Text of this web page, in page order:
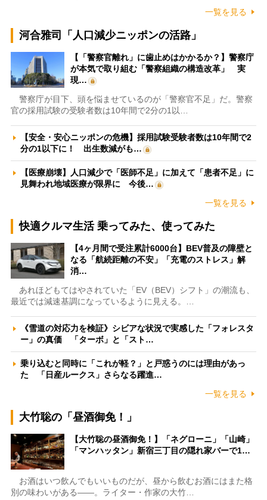
一覧を見る
河合雅司「人口減少ニッポンの活路」
【「警察官離れ」に歯止めはかかるか？】警察庁
が本気で取り組む「警察組織の構造改革」 実
現…
警察庁が目下、頭を悩ませているのが「警察官不足」だ。警察
官の採用試験の受験者数は10年間で2分の1以…
【安全・安心ニッポンの危機】採用試験受験者数は10年間で2
分の1以下に！ 出生数減がも…
【医療崩壊】人口減少で「医師不足」に加えて「患者不足」に
見舞われ地域医療が限界に 今後…
一覧を見る
快適クルマ生活 乗ってみた、使ってみた
【4ヶ月間で受注累計6000台】BEV普及の障壁と
なる「航続距離の不安」「充電のストレス」解
消…
あれほどもてはやされていた「EV（BEV）シフト」の潮流も、
最近では減速基調になっているように見える。…
《雪道の対応力を検証》シビアな状況で実感した「フォレスタ
ー」の真価 「ターボ」と「スト…
乗り込むと同時に「これが軽？」と戸惑うのには理由があっ
た 「日産ルークス」さらなる躍進…
一覧を見る
大竹聡の「昼酒御免！」
【大竹聡の昼酒御免！】「ネグローニ」「山崎」
「マンハッタン」新宿三丁目の隠れ家バーで1…
お酒はいつ飲んでもいいものだが、昼から飲むお酒にはまた格
別の味わいがある――。ライター・作家の大竹…